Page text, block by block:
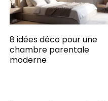
8 idées déco pour une
chambre parentale
moderne